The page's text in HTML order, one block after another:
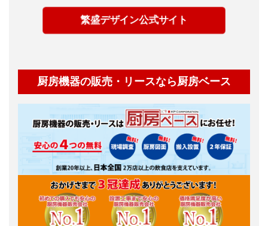
繁盛デザイン公式サイト
厨房機器の販売・リースなら厨房ベース